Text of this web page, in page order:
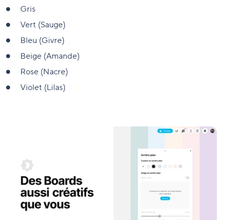
Gris
Vert (Sauge)
Bleu (Givre)
Beige (Amande)
Rose (Nacre)
Violet (Lilas)